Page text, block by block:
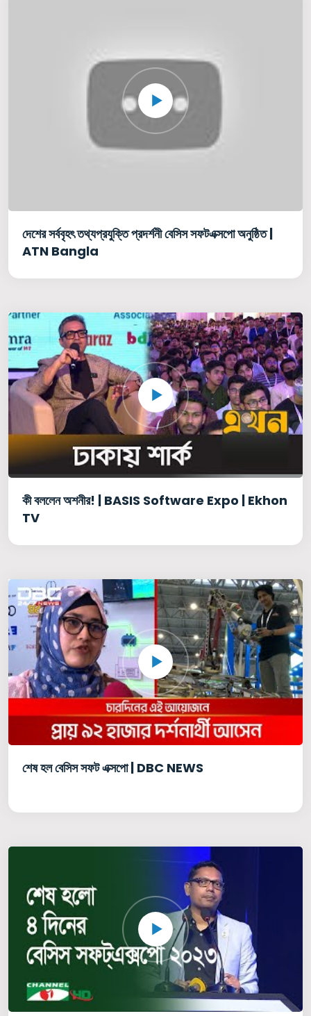
দেশের সর্ববৃহৎ তথ্যপ্রযুক্তি প্রদর্শনী বেসিস সফটএক্সপো অনুষ্ঠিত |
ATN Bangla
কী বললেন অশনীর! | BASIS Software Expo | Ekhon
TV
শেষ হল বেসিস সফট এক্সপো | DBC NEWS